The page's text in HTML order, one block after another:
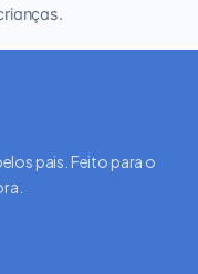
pais. Feito para o